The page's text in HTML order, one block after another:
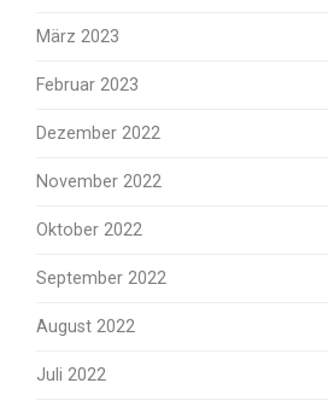
März 2023
Februar 2023
Dezember 2022
November 2022
Oktober 2022
September 2022
August 2022
Juli 2022